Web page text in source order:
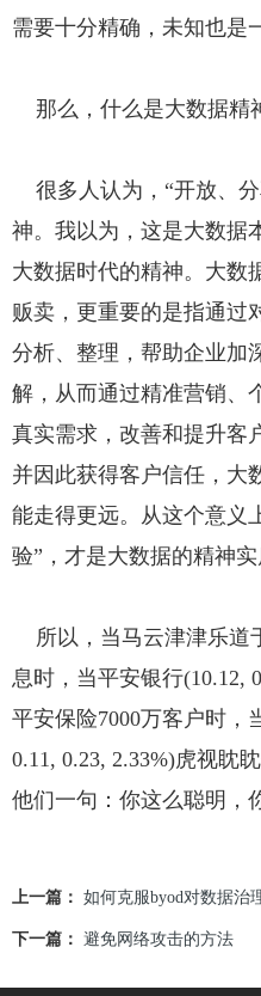
需要十分精确，未知也是
那么，什么是大数据精
很多人认为，“开放、
神。我以为，这是大数据
大数据时代的精神。大数
贩卖，更重要的是指通过
分析、整理，帮助企业加
解，从而通过精准营销、
真实需求，改善和提升客
并因此获得客户信任，大
能走得更远。从这个意义
验”，才是大数据的精神实
所以，当马云津津乐道
息时，当平安银行(10.12,
平安保险7000万客户时，
0.11, 0.23, 2.33%)虎视眈
他们一句：你这么聪明，
上一篇： 如何克服byod对数据治
下一篇： 避免网络攻击的方法